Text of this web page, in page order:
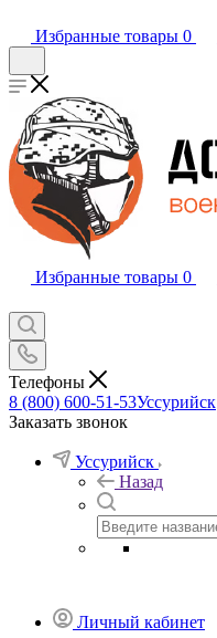
Избранные товары 0
Избранные товары 0
Телефоны
8 (800) 600-51-53Уссурийск
Заказать звонок
Уссурийск
Назад
Личный кабинет